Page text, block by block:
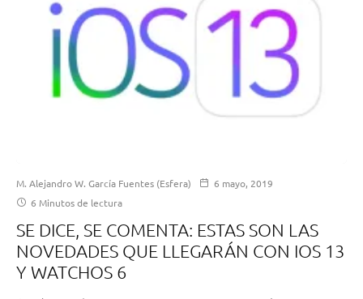
M. Alejandro W. García Fuentes (Esfera)
6 mayo, 2019
6 Minutos de lectura
SE DICE, SE COMENTA: ESTAS SON LAS
NOVEDADES QUE LLEGARÁN CON IOS 13
Y WATCHOS 6